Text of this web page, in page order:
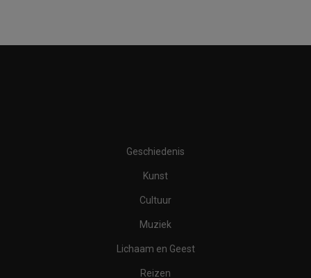
Geschiedenis
Kunst
Cultuur
Muziek
Lichaam en Geest
Reizen